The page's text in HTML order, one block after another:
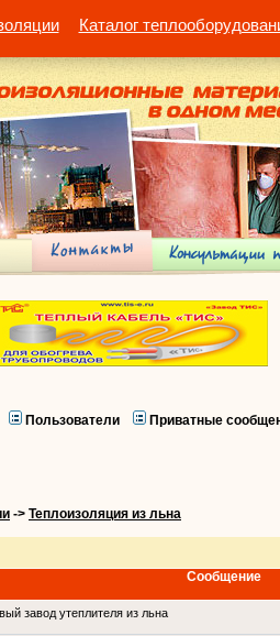
Каталог
Пользователи Приватные
-> Теплоизоляция из льна
Сообщение
завод утеплителя из льна